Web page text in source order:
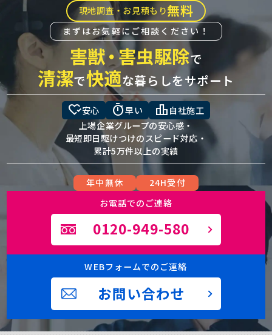
現地調査・お見積もり無料
まずはお気軽にご相談ください！
害獣・害虫駆除で
清潔で快適な暮らしをサポート
heart_check安心 timer早い leaderboard 自社施工
上場企業グループの安心感・
最短即日駆けつけのスピード対応・
累計5万件以上の実績
年中無休
24H受付
お電話でのご連絡
0120-949-580
WEBフォームでのご連絡
お問い合わせ